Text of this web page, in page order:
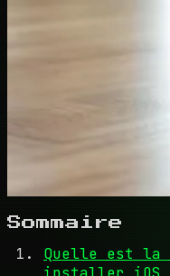
Sommaire
Quelle est la